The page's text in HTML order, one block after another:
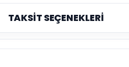
TAKSİT SEÇENEKLERİ